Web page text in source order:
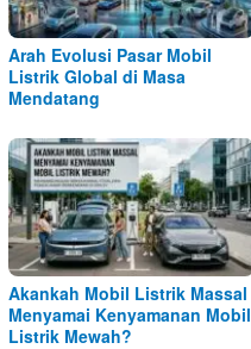
Arah Evolusi Pasar Mobil
Listrik Global di Masa
Mendatang
Akankah Mobil Listrik Massal
Menyamai Kenyamanan Mobil
Listrik Mewah?